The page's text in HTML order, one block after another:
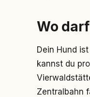
Wo
Dein Hund
kannst du
Zentralbahn